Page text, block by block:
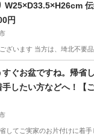
W25×D33.5×H26cm
笥 レターケース 文房具
円
ざいます 当方は、埼北不要
ンテリア雑貨/小物 指物
すぐお盆ですね。帰省
手したい方などへ！【
はお電話ください。お
してご実家のお片付けに着